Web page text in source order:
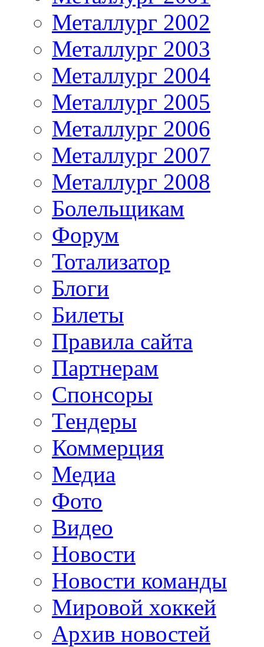
Металлург 2002
Металлург 2003
Металлург 2004
Металлург 2005
Металлург 2006
Металлург 2007
Металлург 2008
Болельщикам
Форум
Тотализатор
Блоги
Билеты
Правила сайта
Партнерам
Спонсоры
Тендеры
Коммерция
Медиа
Фото
Видео
Новости
Новости команды
Мировой хоккей
Архив новостей